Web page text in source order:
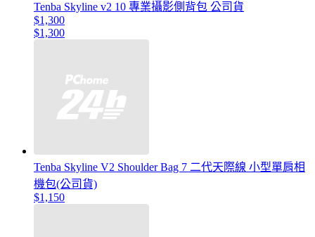
Tenba Skyline v2 10 專業攝影側背包 公司貨
$1,300
$1,300
Tenba Skyline V2 Shoulder Bag 7 二代天際線 小型單肩相
機包(公司貨)
$1,150